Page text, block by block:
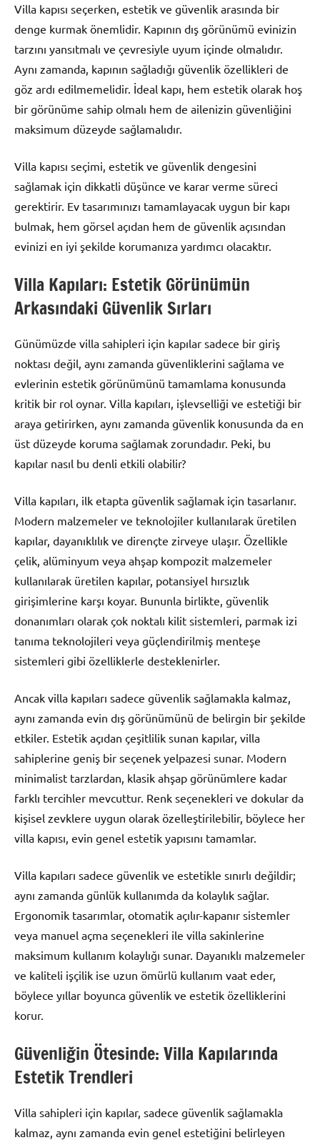
Villa kapısı seçerken, estetik ve güvenlik arasında bir
denge kurmak önemlidir. Kapının dış görünümü evinizin
tarzını yansıtmalı ve çevresiyle uyum içinde olmalıdır.
Aynı zamanda, kapının sağladığı güvenlik özellikleri de
göz ardı edilmemelidir. İdeal kapı, hem estetik olarak hoş
bir görünüme sahip olmalı hem de ailenizin güvenliğini
maksimum düzeyde sağlamalıdır.
Villa kapısı seçimi, estetik ve güvenlik dengesini
sağlamak için dikkatli düşünce ve karar verme süreci
gerektirir. Ev tasarımınızı tamamlayacak uygun bir kapı
bulmak, hem görsel açıdan hem de güvenlik açısından
evinizi en iyi şekilde korumanıza yardımcı olacaktır.
Villa Kapıları: Estetik Görünümün
Arkasındaki Güvenlik Sırları
Günümüzde villa sahipleri için kapılar sadece bir giriş
noktası değil, aynı zamanda güvenliklerini sağlama ve
evlerinin estetik görünümünü tamamlama konusunda
kritik bir rol oynar. Villa kapıları, işlevselliği ve estetiği bir
araya getirirken, aynı zamanda güvenlik konusunda da en
üst düzeyde koruma sağlamak zorundadır. Peki, bu
kapılar nasıl bu denli etkili olabilir?
Villa kapıları, ilk etapta güvenlik sağlamak için tasarlanır.
Modern malzemeler ve teknolojiler kullanılarak üretilen
kapılar, dayanıklılık ve dirençte zirveye ulaşır. Özellikle
çelik, alüminyum veya ahşap kompozit malzemeler
kullanılarak üretilen kapılar, potansiyel hırsızlık
girişimlerine karşı koyar. Bununla birlikte, güvenlik
donanımları olarak çok noktalı kilit sistemleri, parmak izi
tanıma teknolojileri veya güçlendirilmiş menteşe
sistemleri gibi özelliklerle desteklenirler.
Ancak villa kapıları sadece güvenlik sağlamakla kalmaz,
aynı zamanda evin dış görünümünü de belirgin bir şekilde
etkiler. Estetik açıdan çeşitlilik sunan kapılar, villa
sahiplerine geniş bir seçenek yelpazesi sunar. Modern
minimalist tarzlardan, klasik ahşap görünümlere kadar
farklı tercihler mevcuttur. Renk seçenekleri ve dokular da
kişisel zevklere uygun olarak özelleştirilebilir, böylece her
villa kapısı, evin genel estetik yapısını tamamlar.
Villa kapıları sadece güvenlik ve estetikle sınırlı değildir;
aynı zamanda günlük kullanımda da kolaylık sağlar.
Ergonomik tasarımlar, otomatik açılır-kapanır sistemler
veya manuel açma seçenekleri ile villa sakinlerine
maksimum kullanım kolaylığı sunar. Dayanıklı malzemeler
ve kaliteli işçilik ise uzun ömürlü kullanım vaat eder,
böylece yıllar boyunca güvenlik ve estetik özelliklerini
korur.
Güvenliğin Ötesinde: Villa Kapılarında
Estetik Trendleri
Villa sahipleri için kapılar, sadece güvenlik sağlamakla
kalmaz, aynı zamanda evin genel estetiğini belirleyen